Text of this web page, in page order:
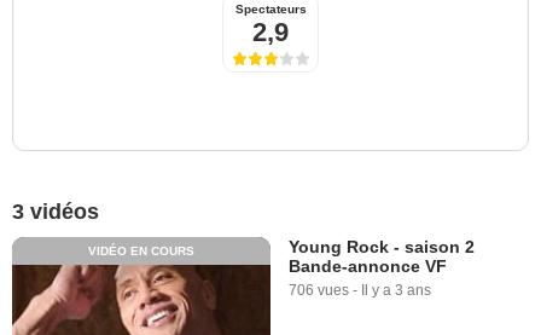
Spectateurs
2,9
3 vidéos
VIDÉO EN COURS
Young Rock - saison 2
Bande-annonce VF
706 vues - Il y a 3 ans